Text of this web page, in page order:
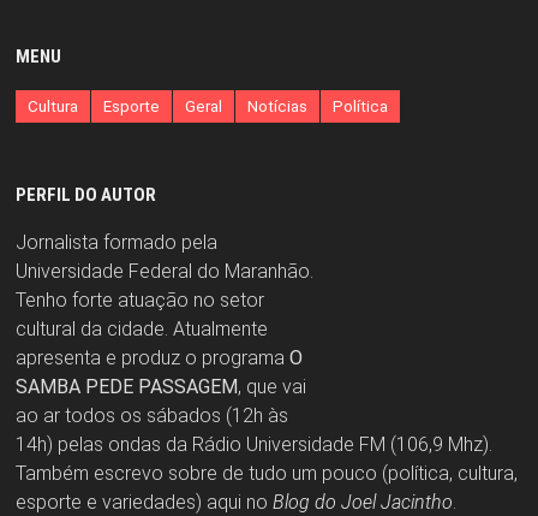
MENU
Cultura Esporte Geral Notícias Política
PERFIL DO AUTOR
Jornalista formado pela
Universidade Federal do Maranhão.
Tenho forte atuação no setor
cultural da cidade. Atualmente
apresenta e produz o programa O
SAMBA PEDE PASSAGEM, que vai
ao ar todos os sábados (12h às
14h) pelas ondas da Rádio Universidade FM (106,9 Mhz).
Também escrevo sobre de tudo um pouco (política, cultura,
esporte e variedades) aqui no Blog do Joel Jacintho.